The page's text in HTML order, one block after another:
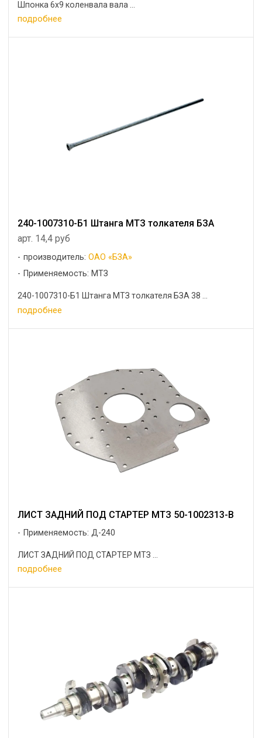
Шпонка 6х9 коленвала вала ...
подробнее
240-1007310-Б1 Штанга МТЗ толкателя БЗА
арт. 14,4 руб
производитель:ОАО «БЗА»
Применяемость: МТЗ
240-1007310-Б1 Штанга МТЗ толкателя БЗА 38 ...
подробнее
ЛИСТ ЗАДНИЙ ПОД СТАРТЕР МТЗ 50-1002313-В
Применяемость: Д-240
ЛИСТ ЗАДНИЙ ПОД СТАРТЕР МТЗ ...
подробнее